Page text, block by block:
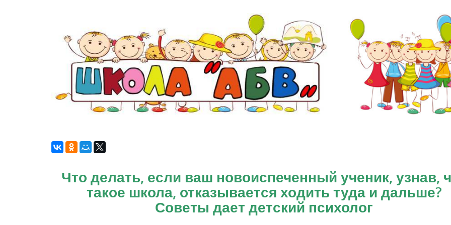
Что делать, если ваш новоиспеченный ученик, узнав,
такое школа, отказывается ходить туда и дальше?
Советы дает детский психолог